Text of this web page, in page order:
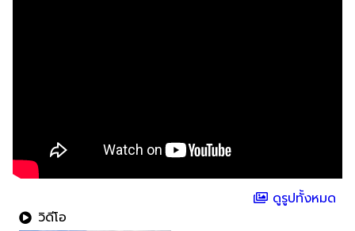
ดูรูปทั้งหมด
วิดีโอ